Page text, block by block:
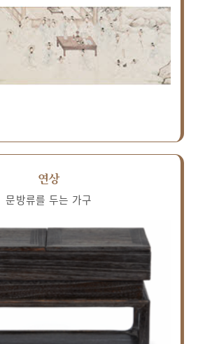
연상
문방류를 두는 가구